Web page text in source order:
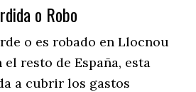
o Robo
o es robado en Llocnou
resto de España, esta
a cubrir los gastos